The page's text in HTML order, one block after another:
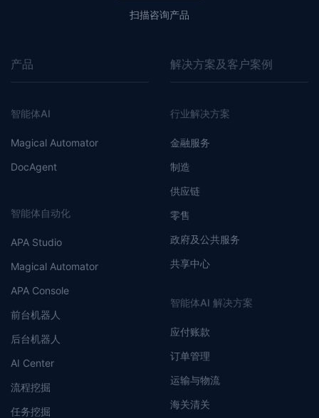
扫描咨询产品
产品
智能体AI
Magical Automator
DocAgent
智能体自动化
APA Studio
Magical Automator
APA Console
前台机器人
后台机器人
AI Center
流程挖掘
任务挖掘
解决方案及客户案例
行业解决方案
金融服务
制造
供应链
零售
政府及公共服务
共享中心
智能体AI 解决方案
应付账款
订单管理
运输与物流
海关清关